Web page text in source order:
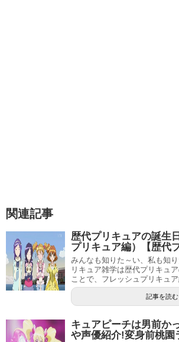
関連記事
歴代プリキュアの誕生
プリキュア編）【歴代
みんなも知りた～い、私も知
リキュア雑学は歴代プリキュ
ことで、フレッシュプリキュ
記事を読む
キュアピーチは男前か
や声優紹介!変身前桃園